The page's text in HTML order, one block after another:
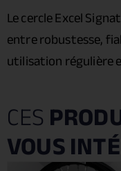
Le cercle Excel
entre robustesse,
utilisation régulière
CES
VOUS